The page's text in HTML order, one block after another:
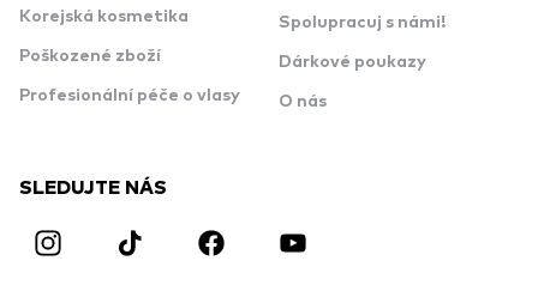
Korejská kosmetika
Poškozené zboží
Profesionální péče o vlasy
Spolupracuj s námi!
Dárkové poukazy
O nás
SLEDUJTE NÁS